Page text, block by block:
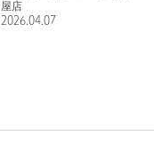
屋店
2026.04.07